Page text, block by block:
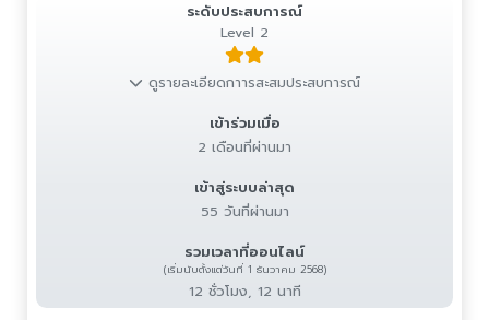
ระดับประสบการณ์
Level 2
ดูรายละเอียดกาารสะสมประสบการณ์
เข้าร่วมเมื่อ
2 เดือนที่ผ่านมา
เข้าสู่ระบบล่าสุด
55 วันที่ผ่านมา
รวมเวลาที่ออนไลน์
(เริ่มนับตั้งแต่วันที่ 1 ธันวาคม 2568)
12 ชั่วโมง, 12 นาที